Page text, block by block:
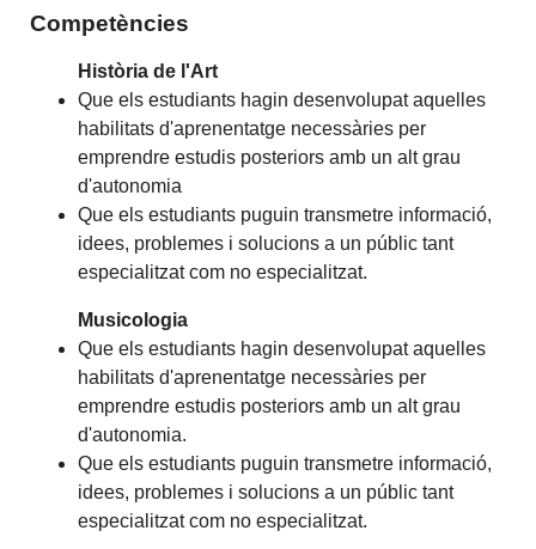
Competències
Història de l'Art
Que els estudiants hagin desenvolupat aquelles
habilitats d'aprenentatge necessàries per
emprendre estudis posteriors amb un alt grau
d'autonomia
Que els estudiants puguin transmetre informació,
idees, problemes i solucions a un públic tant
especialitzat com no especialitzat.
Musicologia
Que els estudiants hagin desenvolupat aquelles
habilitats d'aprenentatge necessàries per
emprendre estudis posteriors amb un alt grau
d'autonomia.
Que els estudiants puguin transmetre informació,
idees, problemes i solucions a un públic tant
especialitzat com no especialitzat.